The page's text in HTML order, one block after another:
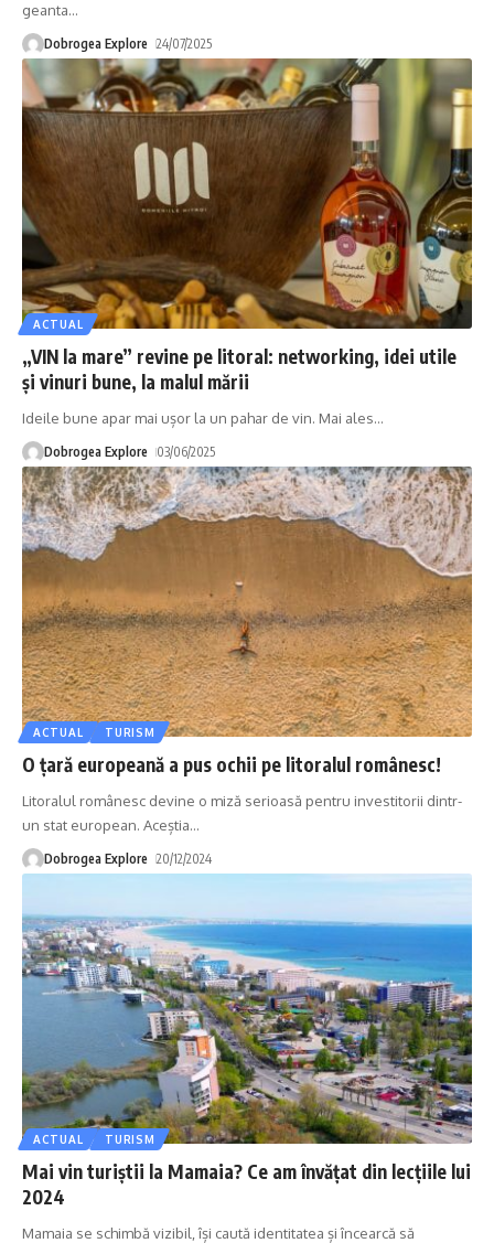
geanta…
Dobrogea Explore 24/07/2025
ACTUAL
„VIN la mare” revine pe litoral: networking, idei utile
și vinuri bune, la malul mării
Ideile bune apar mai ușor la un pahar de vin. Mai ales…
Dobrogea Explore 03/06/2025
ACTUAL TURISM
O țară europeană a pus ochii pe litoralul românesc!
Litoralul românesc devine o miză serioasă pentru investitorii dintr-
un stat european. Aceștia…
Dobrogea Explore 20/12/2024
ACTUAL TURISM
Mai vin turiștii la Mamaia? Ce am învățat din lecțiile lui
2024
Mamaia se schimbă vizibil, își caută identitatea și încearcă să